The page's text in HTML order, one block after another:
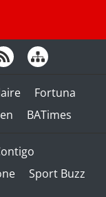
Fortuna
BATimes
Sport Buzz